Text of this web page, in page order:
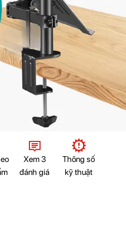
Xem 3
đánh giá
Thông số
kỹ thuật